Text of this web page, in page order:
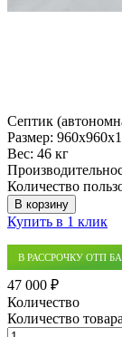
Септик
Размер:
Вес: 46 кг
Количество
В корзину
Купить в 1 клик
В РАССРОЧКУ ОТП
47 000 ₽
Количество
Количество